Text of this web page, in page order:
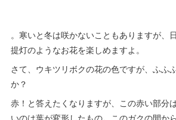
。寒いと冬は咲かないこともありますが、
提灯のようなお花を楽しめますよ。
さて、ウキツリボクの花の色ですが、ふふ
か？
赤！と答えたくなりますが、この赤い部分